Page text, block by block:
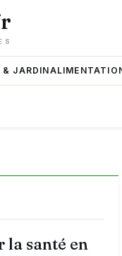
& JARDIN
la santé en